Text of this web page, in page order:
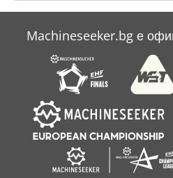
Machineseeker.bg е